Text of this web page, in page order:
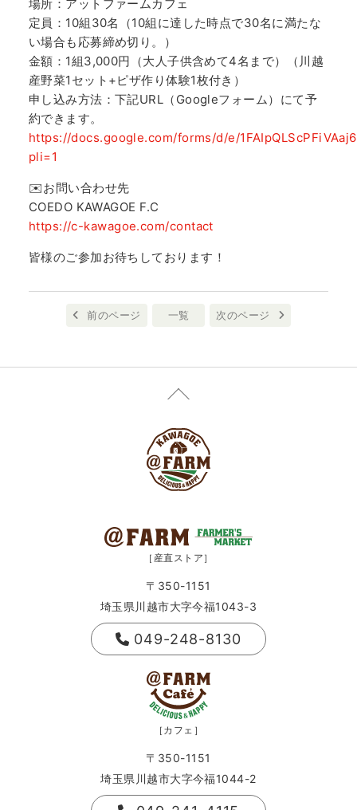
場所：アットファームカフェ
定員：10組30名（10組に達した時点で30名に満たな
い場合も応募締め切り。）
金額：1組3,000円（大人子供含めて4名まで）（川越
産野菜1セット+ピザ作り体験1枚付き）
申し込み方法：下記URL（Googleフォーム）にて予
約できます。
https://docs.google.com/forms/d/e/
pli=1
✉️お問い合わせ先
COEDO KAWAGOE F.C
https://c-kawagoe.com/contact
皆様のご参加お待ちしております！
前のページ 一覧 次のページ
［産直ストア］
〒350-1151
埼玉県川越市大字今福1043-3
049-248-8130
［カフェ］
〒350-1151
埼玉県川越市大字今福1044-2